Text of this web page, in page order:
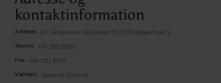
kontaktinformation
Adresse H.C. Andersens Boulevard 50, 1553 København V
Telefon +45 3311 8585
Fax +45 3311 8585
Vært(er) Jeanette Birkedal